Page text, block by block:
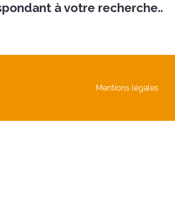
à votre recherche..
Mentions légales